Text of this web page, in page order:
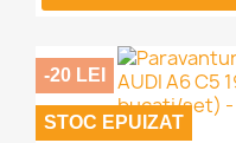
-20 LEI
STOC EPUIZAT